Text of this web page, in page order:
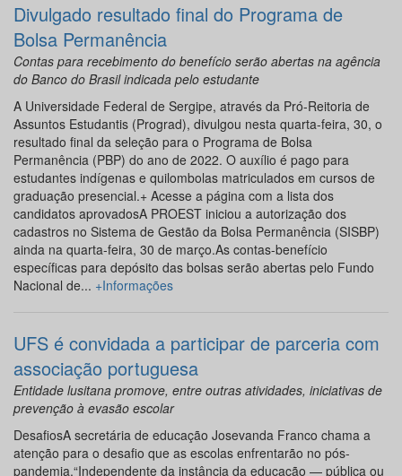
Divulgado resultado final do Programa de
Bolsa Permanência
Contas para recebimento do benefício serão abertas na agência
do Banco do Brasil indicada pelo estudante
A Universidade Federal de Sergipe, através da Pró-Reitoria de
Assuntos Estudantis (Prograd), divulgou nesta quarta-feira, 30, o
resultado final da seleção para o Programa de Bolsa
Permanência (PBP) do ano de 2022. O auxílio é pago para
estudantes indígenas e quilombolas matriculados em cursos de
graduação presencial.+ Acesse a página com a lista dos
candidatos aprovadosA PROEST iniciou a autorização dos
cadastros no Sistema de Gestão da Bolsa Permanência (SISBP)
ainda na quarta-feira, 30 de março.As contas-benefício
específicas para depósito das bolsas serão abertas pelo Fundo
Nacional de... +Informações
UFS é convidada a participar de parceria com
associação portuguesa
Entidade lusitana promove, entre outras atividades, iniciativas de
prevenção à evasão escolar
DesafiosA secretária de educação Josevanda Franco chama a
atenção para o desafio que as escolas enfrentarão no pós-
pandemia.“Independente da instância da educação — pública ou